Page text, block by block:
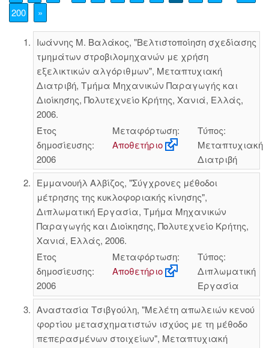
200
»
Ιωάννης Μ. Βαλάκος, "Βελτιστοποίηση σχεδίασης
τμημάτων στροβιλομηχανών με χρήση
εξελικτικών αλγόριθμων", Μεταπτυχιακή
Διατριβή, Τμήμα Μηχανικών Παραγωγής και
Διοίκησης, Πολυτεχνείο Κρήτης, Χανιά, Ελλάς,
2006.
Έτος
δημοσίευσης:
2006
Μεταφόρτωση:
Αποθετήριο
Τύπος:
Μεταπτυχιακή
Διατριβή
Εμμανουήλ Αλβίζος, "Σύγχρονες μέθοδοι
μέτρησης της κυκλοφοριακής κίνησης",
Διπλωματική Εργασία, Τμήμα Μηχανικών
Παραγωγής και Διοίκησης, Πολυτεχνείο Κρήτης,
Χανιά, Ελλάς, 2006.
Έτος
δημοσίευσης:
2006
Μεταφόρτωση:
Αποθετήριο
Τύπος:
Διπλωματική
Εργασία
Αναστασία Τσιβγούλη, "Μελέτη απωλειών κενού
φορτίου μετασχηματιστών ισχύος με τη μέθοδο
πεπερασμένων στοιχείων", Μεταπτυχιακή